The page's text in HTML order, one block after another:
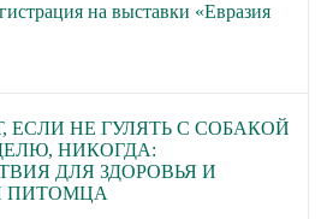
на выставки «Евразия
ЕСЛИ НЕ ГУЛЯТЬ С СОБАКОЙ
НИКОГДА:
ДЛЯ ЗДОРОВЬЯ И
ПИТОМЦА